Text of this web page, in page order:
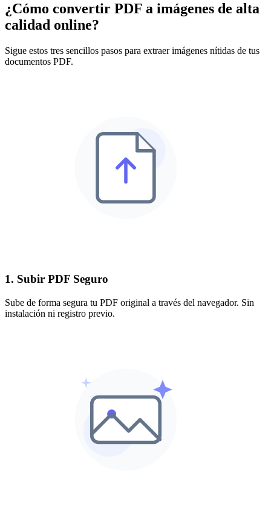
¿Cómo convertir PDF a imágenes de alta
calidad online?
Sigue estos tres sencillos pasos para extraer imágenes nítidas de tus
documentos PDF.
1. Subir PDF Seguro
Sube de forma segura tu PDF original a través del navegador. Sin
instalación ni registro previo.